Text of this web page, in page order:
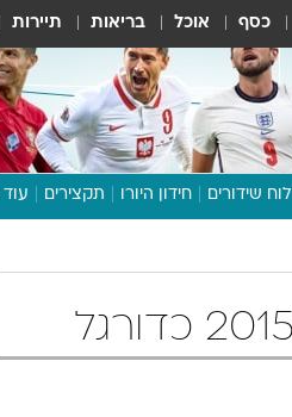
כסף אוכל בריאות תיירות
לוח שידורים חידון היורו תקצירים עוד